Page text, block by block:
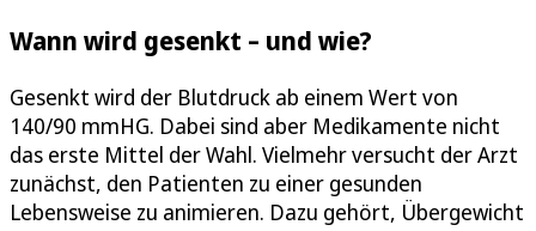
Wann wird gesenkt – und wie?
Gesenkt wird der Blutdruck ab einem Wert von
140/90 mmHG. Dabei sind aber Medikamente nicht
das erste Mittel der Wahl. Vielmehr versucht der Arzt
zunächst, den Patienten zu einer gesunden
Lebensweise zu animieren. Dazu gehört, Übergewicht